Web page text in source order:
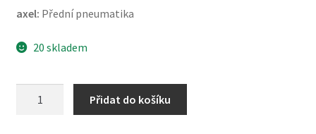
axel: Přední pneumatika
20 skladem
Přidat do košíku